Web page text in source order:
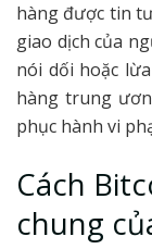
hàng được tin
giao dịch của
nói dối hoặc
hàng trung
phục hành vi
Cách
chung